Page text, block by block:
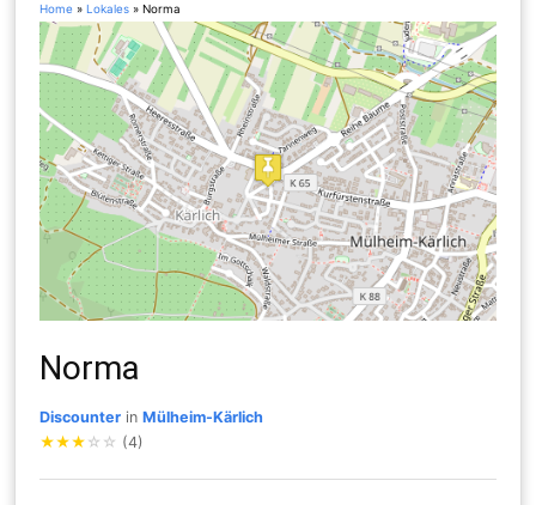
Home »Lokales »Norma
Norma
Discounter inMülheim-Kärlich
★★★ ☆ ☆ (4)